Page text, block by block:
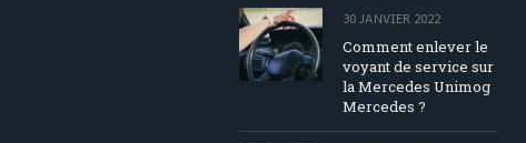
30 JANVIER 2022
Comment enlever le
voyant de service sur
la Mercedes Unimog
Mercedes ?